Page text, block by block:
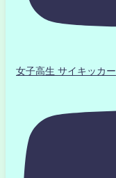
女子高生 サイキッカー